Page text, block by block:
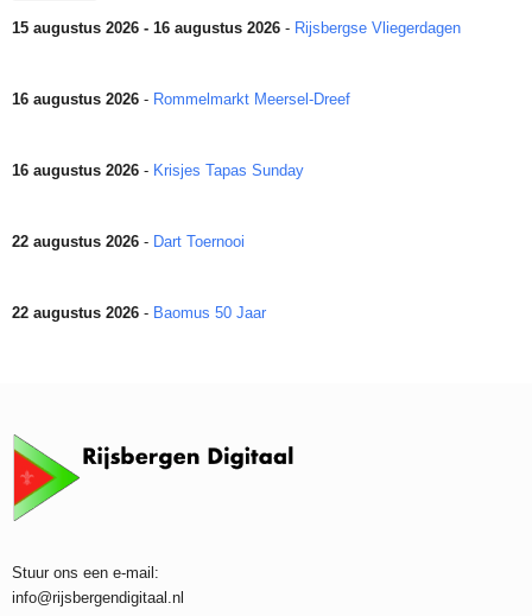
15 augustus 2026 - 16 augustus 2026 - Rijsbergse Vliegerdagen
16 augustus 2026 - Rommelmarkt Meersel-Dreef
16 augustus 2026 - Krisjes Tapas Sunday
22 augustus 2026 - Dart Toernooi
22 augustus 2026 - Baomus 50 Jaar
Stuur ons een e-mail:
info@rijsbergendigitaal.nl